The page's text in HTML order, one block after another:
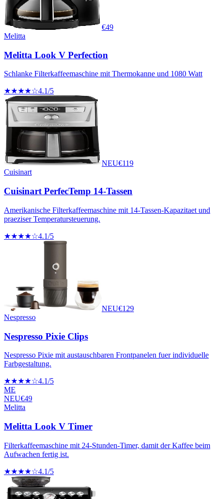
€49
Melitta
Melitta Look V Perfection
Schlanke Filterkaffeemaschine mit Thermokanne und 1080 Watt
★★★★☆4.1/5
NEU€119
Cuisinart
Cuisinart PerfecTemp 14-Tassen
Amerikanische Filterkaffeemaschine mit 14-Tassen-Kapazitaet und
praeziser Temperatursteuerung.
★★★★☆4.1/5
NEU€129
Nespresso
Nespresso Pixie Clips
Nespresso Pixie mit austauschbaren Frontpanelen fuer individuelle
Farbgestaltung.
★★★★☆4.1/5
ME
NEU€49
Melitta
Melitta Look V Timer
Filterkaffeemaschine mit 24-Stunden-Timer, damit der Kaffee beim
Aufwachen fertig ist.
★★★★☆4.1/5